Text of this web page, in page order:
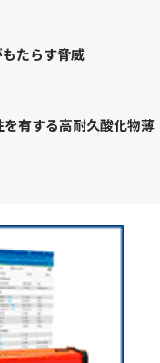
たらす脅威
有する高耐久酸化物薄